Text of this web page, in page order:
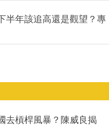
半年該追高還是觀望？專
去槓桿風暴？陳威良揭